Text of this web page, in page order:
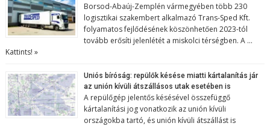
Borsod-Abaúj-Zemplén vármegyében több 230
logisztikai szakembert alkalmazó Trans-Sped Kft.
folyamatos fejlődésének köszönhetően 2023-tól
tovább erősíti jelenlétét a miskolci térségben. A …
Kattints! »
Uniós bíróság: repülők késése miatti kártalanítás jár
az unión kívüli átszállásos utak esetében is
A repülőgép jelentős késésével összefüggő
kártalanítási jog vonatkozik az unión kívüli
országokba tartó, és unión kívüli átszállást is